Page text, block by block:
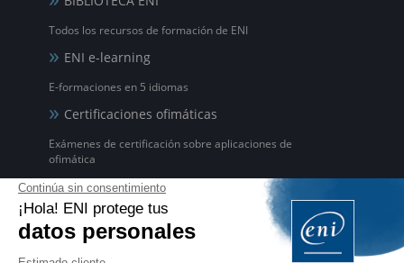
Todos los recursos de formación de ENI
ENI e-learning
E-formaciones en 5 idiomas
Certificaciones ofimáticas
Exámenes de certificación sobre aplicaciones de
ofimática
EDITIONS ENI
Livres, vidéos et e-formations
ENI Service